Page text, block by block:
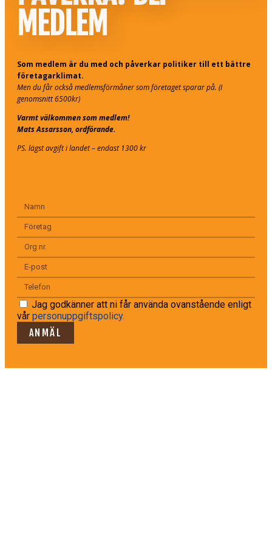
MEDLEM
Som medlem är du med och påverkar politiker till ett bättre
företagarklimat.
Men du får också medlemsförmåner som företaget sparar på. (I
genomsnitt 6500kr)
Varmt välkommen som medlem!
Mats Assarsson, ordförande.
PS. lägst avgift i landet – endast 1300 kr
Jag godkänner att ni får använda ovanstående enligt
vår personuppgiftspolicy.
ANMÄL